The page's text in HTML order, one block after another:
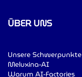
ÜBER UNS
Unsere Schwerpunkte
Meluxina-AI
Warum AI-Factories